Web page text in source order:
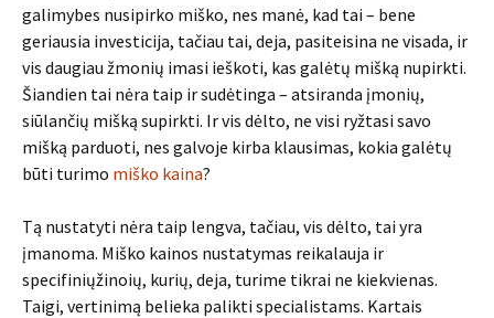
galimybes nusipirko miško, nes manė, kad tai – bene
geriausia investicija, tačiau tai, deja, pasiteisina ne visada, ir
vis daugiau žmonių imasi ieškoti, kas galėtų mišką nupirkti.
Šiandien tai nėra taip ir sudėtinga – atsiranda įmonių,
siūlančių mišką supirkti. Ir vis dėlto, ne visi ryžtasi savo
mišką parduoti, nes galvoje kirba klausimas, kokia galėtų
būti turimo miško kaina?
Tą nustatyti nėra taip lengva, tačiau, vis dėlto, tai yra
įmanoma. Miško kainos nustatymas reikalauja ir
specifiniųžinoių, kurių, deja, turime tikrai ne kiekvienas.
Taigi, vertinimą belieka palikti specialistams. Kartais